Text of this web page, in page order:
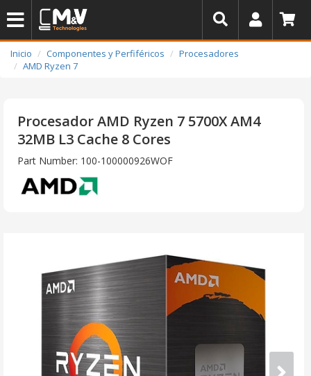
Inicio Componentes y Perfiféricos
Procesadores
AMD Ryzen 7
Procesador AMD Ryzen 7 5700X AM4
32MB L3 Cache 8 Cores
Part Number: 100-100000926WOF